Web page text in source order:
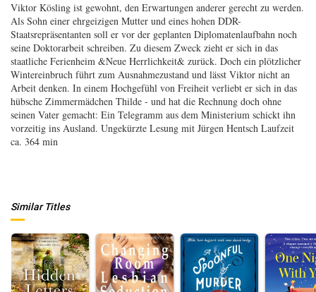
Viktor Kösling ist gewohnt, den Erwartungen anderer gerecht zu werden.
Als Sohn einer ehrgeizigen Mutter und eines hohen DDR-
Staatsrepräsentanten soll er vor der geplanten Diplomatenlaufbahn noch
seine Doktorarbeit schreiben. Zu diesem Zweck zieht er sich in das
staatliche Ferienheim &Neue Herrlichkeit& zurück. Doch ein plötzlicher
Wintereinbruch führt zum Ausnahmezustand und lässt Viktor nicht an
Arbeit denken. In einem Hochgefühl von Freiheit verliebt er sich in das
hübsche Zimmermädchen Thilde - und hat die Rechnung doch ohne
seinen Vater gemacht: Ein Telegramm aus dem Ministerium schickt ihn
vorzeitig ins Ausland. Ungekürzte Lesung mit Jürgen Hentsch Laufzeit
ca. 364 min
Similar Titles